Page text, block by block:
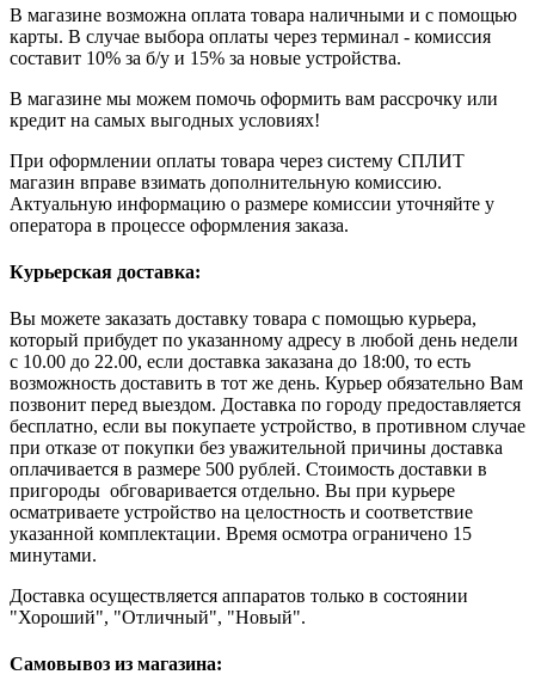
В магазине возможна оплата товара наличными и с помощью
карты. В случае выбора оплаты через терминал - комиссия
составит 10% за б/у и 15% за новые устройства.
В магазине мы можем помочь оформить вам рассрочку или
кредит на самых выгодных условиях!
При оформлении оплаты товара через систему СПЛИТ
магазин вправе взимать дополнительную комиссию.
Актуальную информацию о размере комиссии уточняйте у
оператора в процессе оформления заказа.
Курьерская доставка:
Вы можете заказать доставку товара с помощью курьера,
который прибудет по указанному адресу в любой день недели
с 10.00 до 22.00, если доставка заказана до 18:00, то есть
возможность доставить в тот же день. Курьер обязательно Вам
позвонит перед выездом. Доставка по городу предоставляется
бесплатно, если вы покупаете устройство, в противном случае
при отказе от покупки без уважительной причины доставка
оплачивается в размере 500 рублей. Стоимость доставки в
пригороды обговаривается отдельно. Вы при курьере
осматриваете устройство на целостность и соответствие
указанной комплектации. Время осмотра ограничено 15
минутами.
Доставка осуществляется аппаратов только в состоянии
"Хороший", "Отличный", "Новый".
Самовывоз из магазина: